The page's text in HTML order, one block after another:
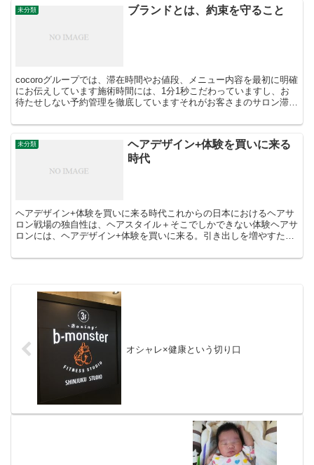
未分類 ブランドとは、約束を守ること
cocoroグループでは、滞在時間やお値段、メニュー内容を最初に明確
にお伝えしています施術時間には、1分1秒こだわっていますし、お
待たせしない予約管理を徹底していますそれがお客さまのサロン滞在
未分類
ヘアデザイン+体験を買いに来る
時代
ヘアデザイン+体験を買いに来る時代これからの日本におけるヘアサ
ロン戦場の独自性は、ヘアスタイル＋そこでしかできない体験ヘアサ
ロンには、ヘアデザイン+体験を買いに来る。引き出しを増やすた
オシャレ×健康という切り口